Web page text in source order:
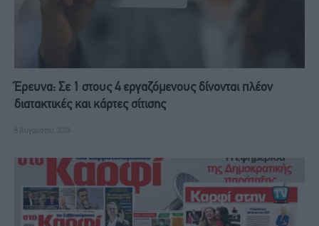
Έρευνα: Σε 1 στους 4 εργαζόμενους δίνονται πλέον
διατακτικές και κάρτες σίτισης
8 Αυγούστου, 2026